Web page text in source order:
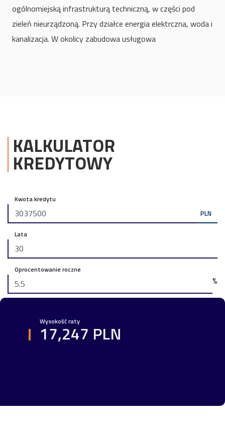
ogólnomiejską infrastrukturą techniczną, w części pod
zieleń nieurządzoną. Przy działce energia elektrczna, woda i
kanalizacja. W okolicy zabudowa usługowa
KALKULATOR
KREDYTOWY
Kwota kredytu
PLN
Lata
Oprocentowanie roczne
%
Wysokość raty
17,247 PLN